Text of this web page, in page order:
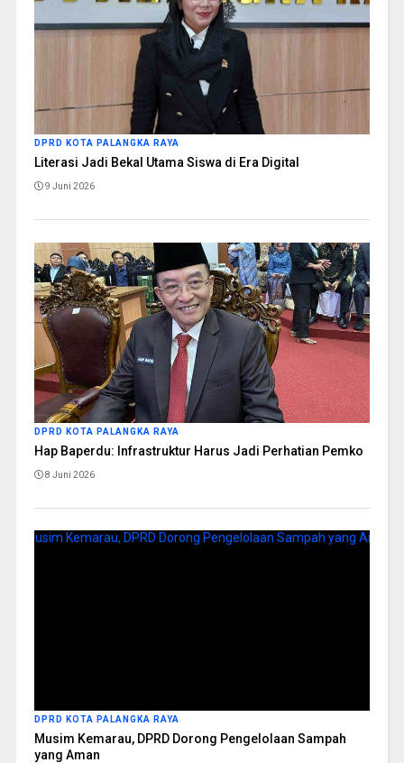
DPRD KOTA PALANGKA RAYA
Literasi Jadi Bekal Utama Siswa di Era Digital
9 Juni 2026
DPRD KOTA PALANGKA RAYA
Hap Baperdu: Infrastruktur Harus Jadi Perhatian Pemko
8 Juni 2026
DPRD KOTA PALANGKA RAYA
Musim Kemarau, DPRD Dorong Pengelolaan Sampah
yang Aman